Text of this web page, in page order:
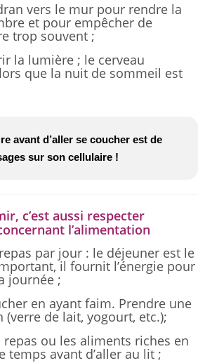
vers le mur pour rendre la
et pour empêcher de
trop souvent ;
la lumière ; le cerveau
que la nuit de sommeil est
avant d’aller se coucher est de
sur son cellulaire !
c’est aussi respecter
l’alimentation
par jour : le déjeuner est le
il fournit l’énergie pour
journée ;
en ayant faim. Prendre une
de lait, yogourt, etc.);
repas ou les aliments riches en
temps avant d’aller au lit ;